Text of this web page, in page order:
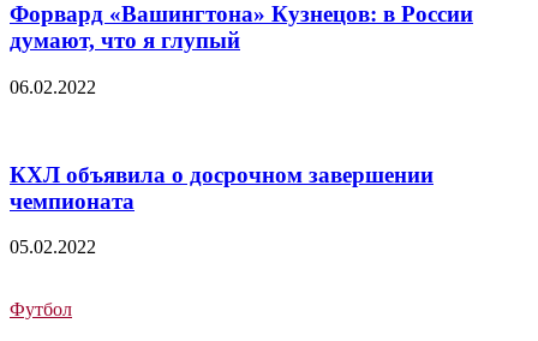
Форвард «Вашингтона» Кузнецов: в России
думают, что я глупый
06.02.2022
КХЛ объявила о досрочном завершении
чемпионата
05.02.2022
Футбол